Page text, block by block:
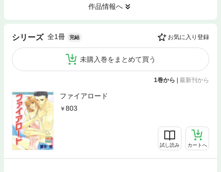
作品情報へ
シリーズ 全1冊 完結 お気に入り登録
未購入巻をまとめて買う
1巻から | 最新刊から
ファイアロード
803
試し読み カートへ